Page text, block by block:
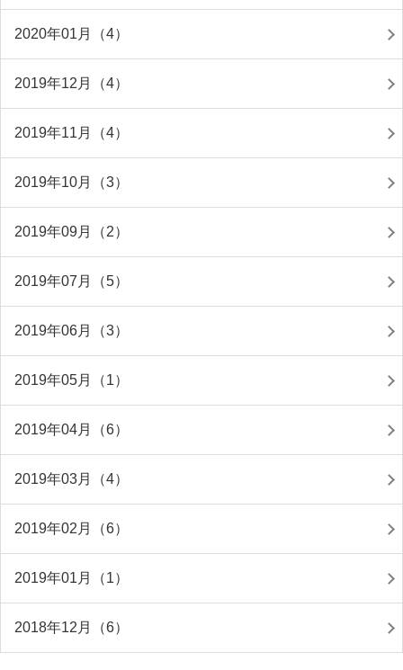
2020年01月（4）
2019年12月（4）
2019年11月（4）
2019年10月（3）
2019年09月（2）
2019年07月（5）
2019年06月（3）
2019年05月（1）
2019年04月（6）
2019年03月（4）
2019年02月（6）
2019年01月（1）
2018年12月（6）